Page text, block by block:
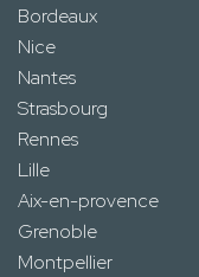
Bordeaux
Nice
Nantes
Strasbourg
Rennes
Lille
Aix-en-provence
Grenoble
Montpellier